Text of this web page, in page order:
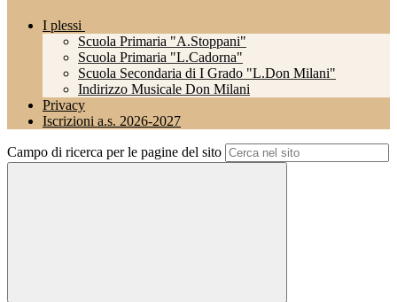
I plessi
Scuola Primaria "A.Stoppani"
Scuola Primaria "L.Cadorna"
Scuola Secondaria di I Grado "L.Don Milani"
Indirizzo Musicale Don Milani
Privacy
Iscrizioni a.s. 2026-2027
Campo di ricerca per le pagine del sito